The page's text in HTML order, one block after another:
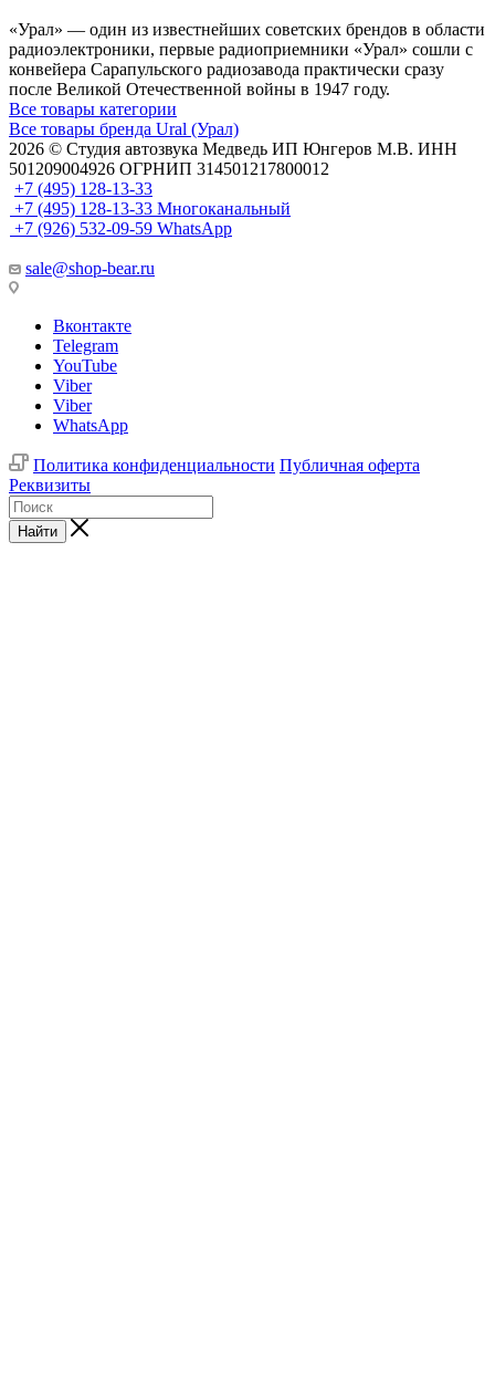
«Урал» — один из известнейших советских брендов в области
радиоэлектроники, первые радиоприемники «Урал» сошли с
конвейера Сарапульского радиозавода практически сразу
после Великой Отечественной войны в 1947 году.
Все товары категории
Все товары бренда Ural (Урал)
2026 © Cтудия автозвука Медведь ИП Юнгеров М.В. ИНН
501209004926 ОГРНИП 314501217800012
+7 (495) 128-13-33
+7 (495) 128-13-33 Многоканальный
+7 (926) 532-09-59 WhatsApp
sale@shop-bear.ru
Вконтакте
Telegram
YouTube
Viber
Viber
WhatsApp
Политика конфиденциальности Публичная оферта
Реквизиты
Найти